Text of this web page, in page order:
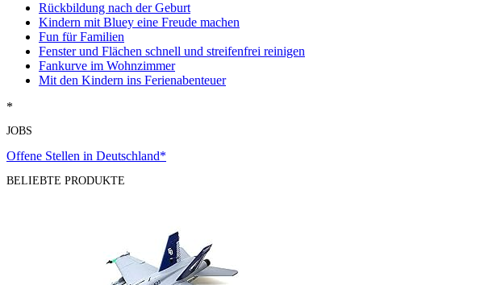
Rückbildung nach der Geburt
Kindern mit Bluey eine Freude machen
Fun für Familien
Fenster und Flächen schnell und streifenfrei reinigen
Fankurve im Wohnzimmer
Mit den Kindern ins Ferienabenteuer
*
JOBS
Offene Stellen in Deutschland*
BELIEBTE PRODUKTE